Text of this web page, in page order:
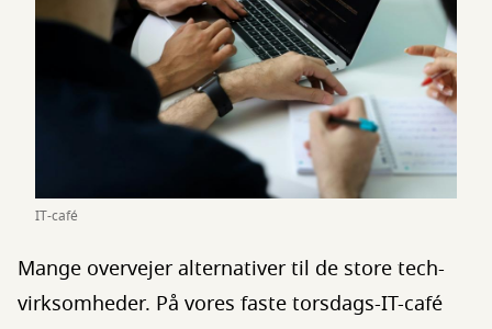
IT-café
Mange overvejer alternativer til de store tech-
virksomheder. På vores faste torsdags-IT-café